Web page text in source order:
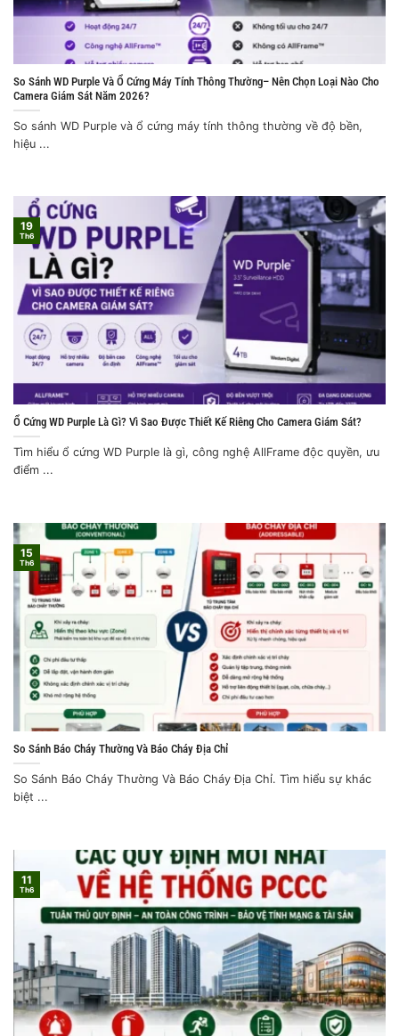
So Sánh WD Purple Và Ổ Cứng Máy Tính Thông Thường– Nên Chọn Loại Nào Cho
Camera Giám Sát Năm 2026?
So sánh WD Purple và ổ cứng máy tính thông thường về độ bền,
hiệu ...
Ổ Cứng WD Purple Là Gì? Vì Sao Được Thiết Kế Riêng Cho Camera Giám Sát?
Tìm hiểu ổ cứng WD Purple là gì, công nghệ AllFrame độc quyền, ưu
điểm ...
19
Th6
So Sánh Báo Cháy Thường Và Báo Cháy Địa Chỉ
So Sánh Báo Cháy Thường Và Báo Cháy Địa Chỉ. Tìm hiểu sự khác
biệt ...
15
Th6
11
Th6